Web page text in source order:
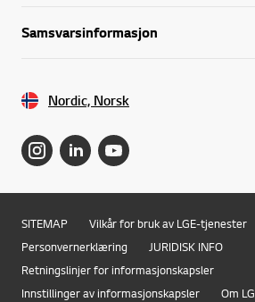
Samsvarsinformasjon
Nordic, Norsk
SITEMAP
Vilkår for bruk av LGE-tjenester
Personvernerklæring
JURIDISK INFO
Retningslinjer for informasjonskapsler
Innstillinger av informasjonskapsler
Om LG